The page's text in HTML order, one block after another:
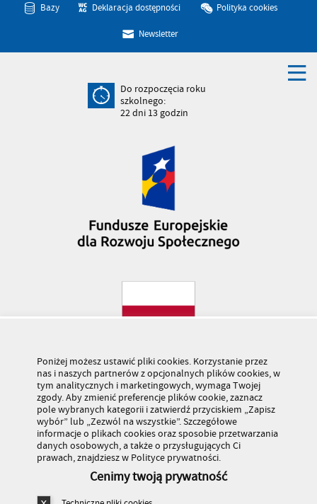
Bazy Deklaracja dostępności Polityka cookies
Newsletter
Do rozpoczęcia roku
szkolnego:
22dni 13godzin
Poniżej możesz ustawić pliki cookies. Korzystanie przez
nas i naszych partnerów z opcjonalnych plików cookies, w
tym analitycznych i marketingowych, wymaga Twojej
zgody. Aby zmienić preferencje plików cookie, zaznacz
pole wybranych kategorii i zatwierdź przyciskiem „Zapisz
wybór” lub „Zezwól na wszystkie”. Szczegółowe
informacje o plikach cookies oraz sposobie przetwarzania
danych osobowych, a także o przysługujących Ci
prawach, znajdziesz w Polityce prywatności.
Cenimy twoją prywatność